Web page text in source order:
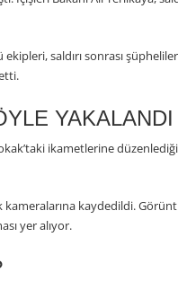
saldırı sonrası
YAKALANDI
ikametlerine
kaydedildi.
yer alıyor.